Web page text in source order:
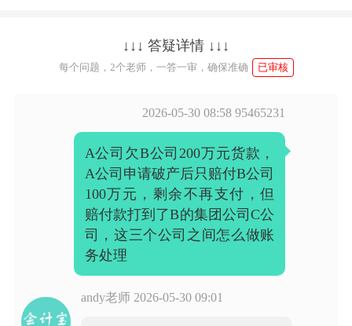
↓↓↓ 答疑详情 ↓↓↓
每个问题，2个老师，一答一审，确保准确 已审核
2026-05-30 08:58 95465231
A公司欠B公司200万元货款，
A公司申请破产后只赔付B公司
100万元，剩余不再支付，但
赔付款打到了B的集团公司C公
司，这三个公司之间怎么做账
务处理
andy老师 2026-05-30 09:01